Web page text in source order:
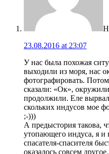
23.08.2016 at 23:07
У нас была похожая
выходили из моря, нас
фотографировать.
сказали: «Ок»,
продолжили. Еле
скольких индусов мое
;-)))
А предыстория такова,
утопающего индуса, я и
спасателя-спасителя
оказалось совсем